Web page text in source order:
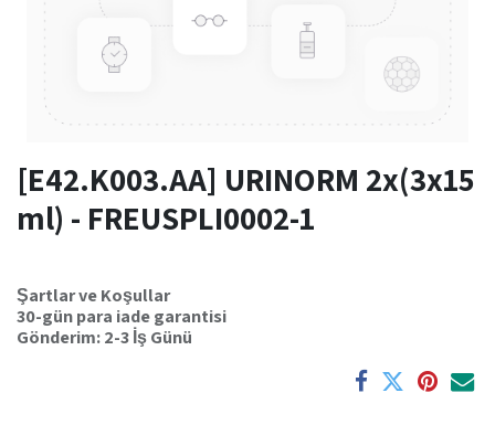
[E42.K003.AA] URINORM 2x(3x15
ml) - FREUSPLI0002-1
Şartlar ve Koşullar
30-gün para iade garantisi
Gönderim: 2-3 İş Günü